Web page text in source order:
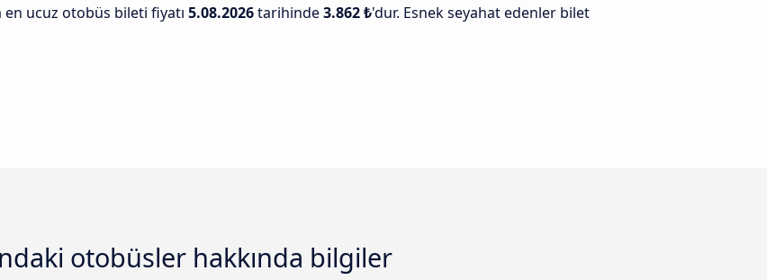
ucuz otobüs bileti fiyatı 5.08.2026tarihinde3.862 ₺'dur. Esnek seyahat edenler bilet
otobüsler hakkında bilgiler